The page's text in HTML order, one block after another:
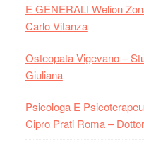
E GENERALI Welion
Carlo Vitanza
Osteopata Vigevano –
Giuliana
Psicologa E
Cipro Prati Roma –